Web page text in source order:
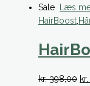
Sale
Læs
HairBoost
kr.398,00 kr.